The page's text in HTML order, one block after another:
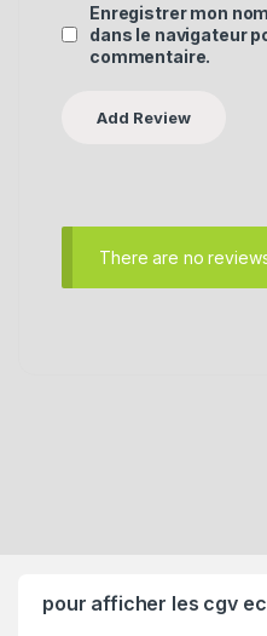
Enregistrer mon
dans le navigateur
commentaire.
There are no
pour afficher les cgv